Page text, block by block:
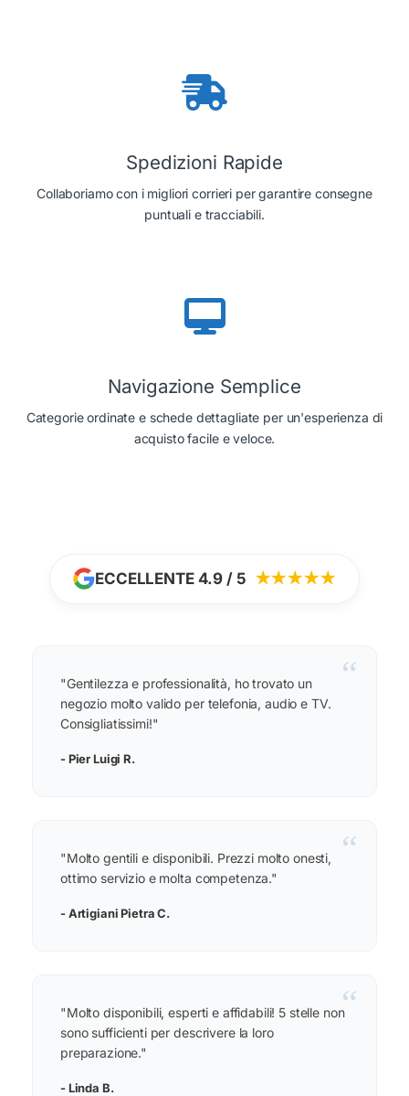
Spedizioni Rapide
Collaboriamo con i migliori corrieri per garantire consegne
puntuali e tracciabili.
Navigazione Semplice
Categorie ordinate e schede dettagliate per un'esperienza di
acquisto facile e veloce.
ECCELLENTE 4.9 / 5 ★★★★★
“
"Gentilezza e professionalità, ho trovato un
negozio molto valido per telefonia, audio e TV.
Consigliatissimi!"
- Pier Luigi R.
“
"Molto gentili e disponibili. Prezzi molto onesti,
ottimo servizio e molta competenza."
- Artigiani Pietra C.
“
"Molto disponibili, esperti e affidabili! 5 stelle non
sono sufficienti per descrivere la loro
preparazione."
- Linda B.